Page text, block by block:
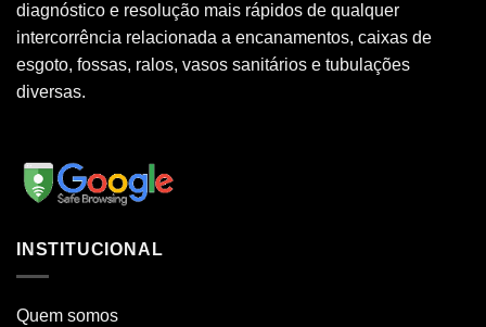
diagnóstico e resolução mais rápidos de qualquer
intercorrência relacionada a encanamentos, caixas de
esgoto, fossas, ralos, vasos sanitários e tubulações
diversas.
INSTITUCIONAL
Quem somos